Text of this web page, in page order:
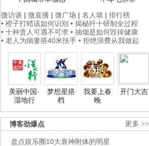
微访谈 | 微直播 | 微广场 | 名人墙 | 排行榜
• 橙子打蜡该如何识别 • 揭秘歼十研制全过程
• 十种贵人可遇不可求 • 抽烟是如何毁掉健康
• 老人为病妻搭40米扶手 • 拒绝浪费从我做起
美丽中国·
湿地行
梦想星搭
档
我要上春
晚
开门大吉
更多 >>
博客劲爆点
盘点娱乐圈10大衰神附体的明星